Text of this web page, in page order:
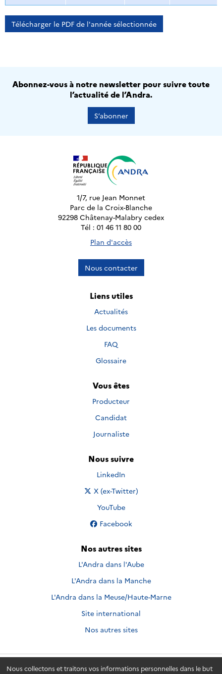
Nous collectons et traitons vos informations personnelles dans le but
Télécharger le PDF de l'année sélectionnée
Abonnez-vous à notre newsletter pour suivre toute
l’actualité de l’Andra.
S’abonner
1/7, rue Jean Monnet
Parc de la Croix-Blanche
92298 Châtenay-Malabry cedex
Tél : 01 46 11 80 00
Plan d'accès
Nous contacter
Liens utiles
Actualités
Les documents
FAQ
Glossaire
Vous êtes
Producteur
Candidat
Journaliste
Nous suivre
Nous suivre sur
LinkedIn
Nous suivre sur
X (ex-Twitter)
Nous suivre sur
YouTube
Nous suivre sur
Facebook
Nos autres sites
L'Andra dans l'Aube
L'Andra dans la Manche
L'Andra dans la Meuse/Haute-Marne
Site international
Nos autres sites
Andra.fr © 2026 - Andra. Tous droits réservés.